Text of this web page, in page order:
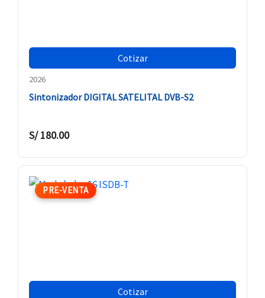
Cotizar
2026
Sintonizador DIGITAL SATELITAL DVB-S2
S/180.00
PRE-VENTA
Cotizar